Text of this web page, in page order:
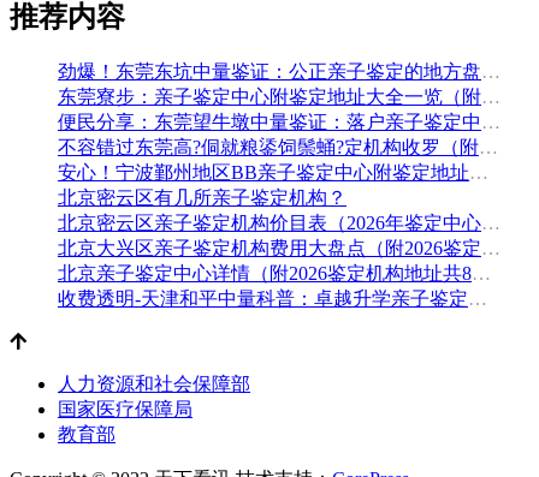
推荐内容
劲爆！东莞东坑中量鉴证：公正亲子鉴定的地方盘整（附2026年5月鉴定汇总）
东莞寮步：亲子鉴定中心附鉴定地址大全一览（附2026年鉴定机构推荐）
便民分享：东莞望牛墩中量鉴证：落户亲子鉴定中心地址排名（附鉴定办理流程费用）
不容错过东莞高?侗就粮鋈饲鬃蛹?定机构收罗（附2026年5月鉴定手续）
安心！宁波鄞州地区BB亲子鉴定中心附鉴定地址大全一览（附2026年最全鉴定手续）
北京密云区有几所亲子鉴定机构？
北京密云区亲子鉴定机构价目表（2026年鉴定中心地址盘点）
北京大兴区亲子鉴定机构费用大盘点（附2026鉴定地址大全）
北京亲子鉴定中心详情（附2026鉴定机构地址共8家）
收费透明-天津和平中量科普：卓越升学亲子鉴定细目大全（附2026年全新鉴定）
人力资源和社会保障部
国家医疗保障局
教育部